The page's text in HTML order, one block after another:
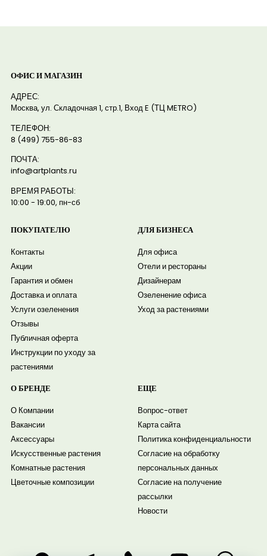
ОФИС И МАГАЗИН
АДРЕС:
Москва, ул. Складочная 1, стр.1, Вход E (ТЦ METRO)
ТЕЛЕФОН:
8 (499) 755-86-83
ПОЧТА:
info@artplants.ru
ВРЕМЯ РАБОТЫ:
10:00 - 19:00, пн-сб
ПОКУПАТЕЛЮ
Контакты
Акции
Гарантия и обмен
Доставка и оплата
Услуги озеленения
Отзывы
Публичная оферта
Инструкции по уходу за
растениями
ДЛЯ БИЗНЕСА
Для офиса
Отели и рестораны
Дизайнерам
Озеленение офиса
Уход за растениями
О БРЕНДЕ
О Компании
Вакансии
Аксессуары
Искусственные растения
Комнатные растения
Цветочные композиции
ЕЩЕ
Вопрос-ответ
Карта сайта
Политика конфиденциальности
Согласие на обработку
персональных данных
Согласие на получение
рассылки
Новости